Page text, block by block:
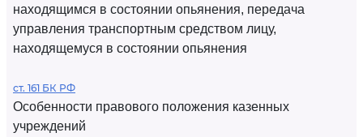
находящимся в состоянии опьянения, передача
управления транспортным средством лицу,
находящемуся в состоянии опьянения
ст. 161 БК РФ
Особенности правового положения казенных
учреждений